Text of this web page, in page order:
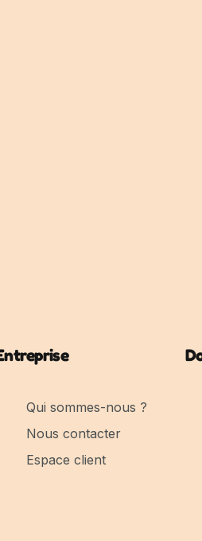
Qui sommes-nous ?
Nous contacter
Espace client